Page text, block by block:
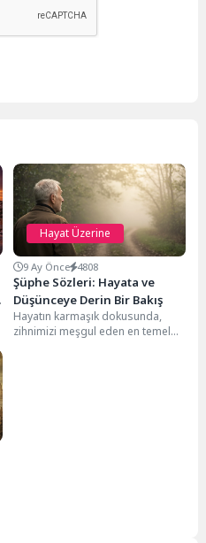
Hayat Üzerine
9 Ay Önce 4808
Şüphe Sözleri: Hayata ve
Düşünceye Derin Bir Bakış
Hayatın karmaşık dokusunda,
zihnimizi meşgul eden en temel